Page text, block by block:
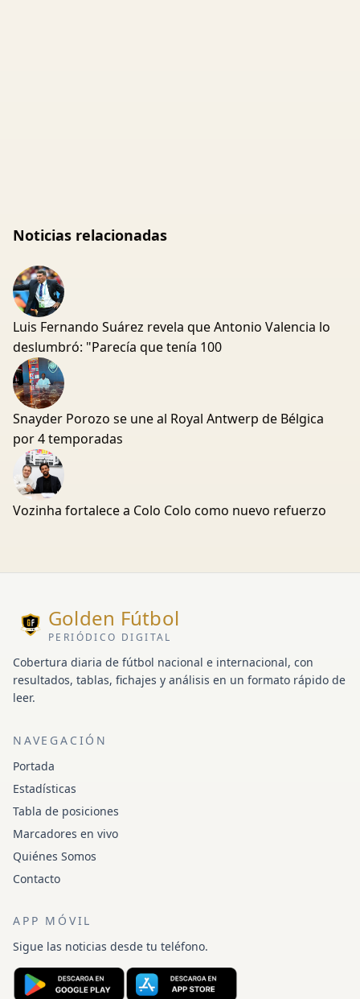
Noticias relacionadas
Luis Fernando Suárez revela que Antonio Valencia lo
deslumbró: "Parecía que tenía 100
Snayder Porozo se une al Royal Antwerp de Bélgica
por 4 temporadas
Vozinha fortalece a Colo Colo como nuevo refuerzo
Golden Fútbol
PERIÓDICO DIGITAL
Cobertura diaria de fútbol nacional e internacional, con
resultados, tablas, fichajes y análisis en un formato rápido de
leer.
NAVEGACIÓN
Portada
Estadísticas
Tabla de posiciones
Marcadores en vivo
Quiénes Somos
Contacto
APP MÓVIL
Sigue las noticias desde tu teléfono.